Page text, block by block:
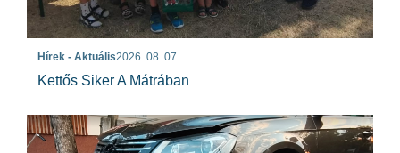
Hírek - Aktuális2026. 08. 07.
Kettős Siker A Mátrában